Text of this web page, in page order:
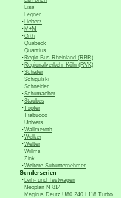
-Lisa
-Legner
-Lieberz
-M+M
-Orth
-Quabeck
-Quantius
-Regio Bus Rheinland (RBR)
-Regionalverkehr Köln (RVK)
-Schäfer
-Schigulski
-Schneider
-Schumacher
-Staubes
-Töpfer
-Trabucco
-Univers
-Wallmeroth
-Welker
-Welter
-Willms
-Zink
-Weitere Subunternehmer
Sonderserien
-Leih- und Testwagen
-Neoplan N 814
-Magirus Deutz Ü80 240 L118 Turbo